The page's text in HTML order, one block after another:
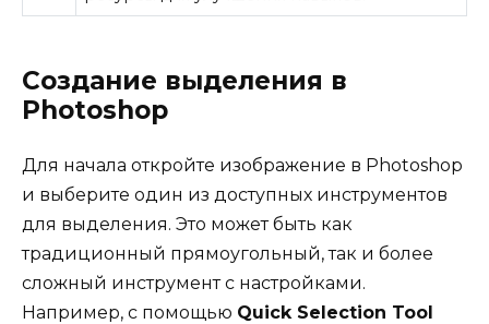
Создание выделения в
Photoshop
Для начала откройте изображение в Photoshop
и выберите один из доступных инструментов
для выделения. Это может быть как
традиционный прямоугольный, так и более
сложный инструмент с настройками.
Например, с помощью Quick Selection Tool